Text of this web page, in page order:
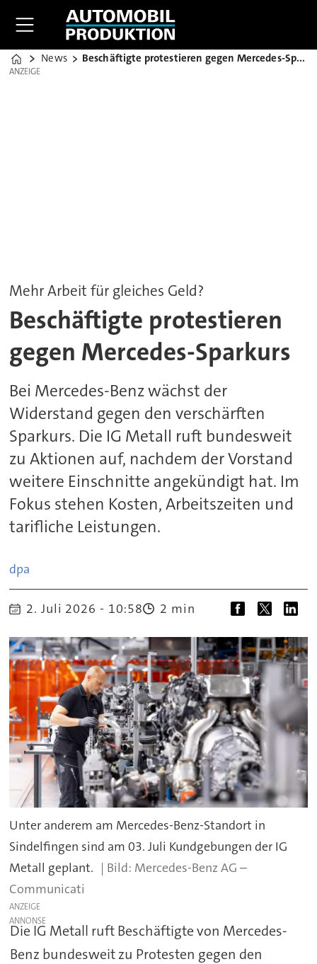
Home
News Beschäftigte protestieren gegen Mercedes-Sparkurs
ANZEIGE
ANZEIGE
Mehr Arbeit für gleiches Geld?
Beschäftigte protestieren
gegen Mercedes-Sparkurs
Bei Mercedes-Benz wächst der
Widerstand gegen den verschärften
Sparkurs. Die IG Metall ruft bundesweit
zu Aktionen auf, nachdem der Vorstand
weitere Einschnitte angekündigt hat. Im
Fokus stehen Kosten, Arbeitszeiten und
tarifliche Leistungen.
dpa
2. Juli 2026 - 10:58 2 min
Unter anderem am Mercedes-Benz-Standort in
Sindelfingen sind am 03. Juli Kundgebungen der IG
Metall geplant.
Mercedes-Benz AG –
Communicati
ANZEIGE
Die IG Metall ruft Beschäftigte von Mercedes-
Benz bundesweit zu Protesten gegen den